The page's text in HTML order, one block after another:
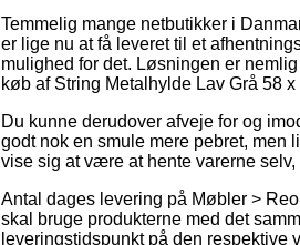
Temmelig mange netbutikker i
er lige nu at få leveret til et
mulighed for det. Løsningen er
køb af String Metalhylde Lav Grå 58 x
Du kunne derudover afveje for og
godt nok en smule mere pebret,
vise sig at være at hente varerne
Antal dages levering på Møbler >
skal bruge produkterne med det
leveringstidspunkt på den respektive